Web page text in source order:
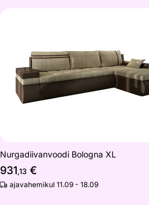
Nurgadiivanvoodi Bologna XL
931,13 €
ajavahemikul 11.09 - 18.09